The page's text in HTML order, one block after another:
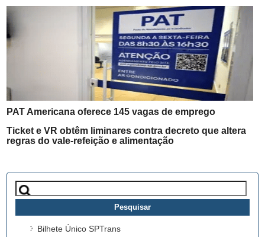
PAT Americana oferece 145 vagas de emprego
Ticket e VR obtêm liminares contra decreto que altera
regras do vale-refeição e alimentação
Pesquisar
por:
Bilhete Único SPTrans